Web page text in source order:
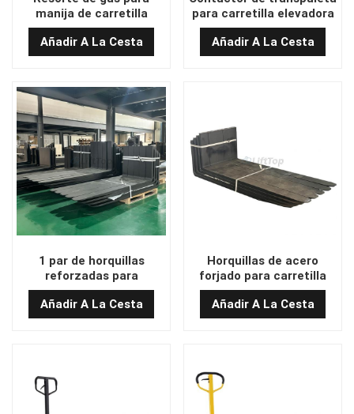
manija de carretilla
elevadora B106G-8
Añadir A La Cesta
para carretilla elevadora
eléctrica de alto
rendimiento SW80B-
156/B4SW11
Añadir A La Cesta
1 par de horquillas
reforzadas para
montacargas al por
mayor 1.5T/2200 100*45
Añadir A La Cesta
Horquillas de acero
forjado para carretilla
elevadora de alta calidad
en stock 1,5 T/600
Añadir A La Cesta